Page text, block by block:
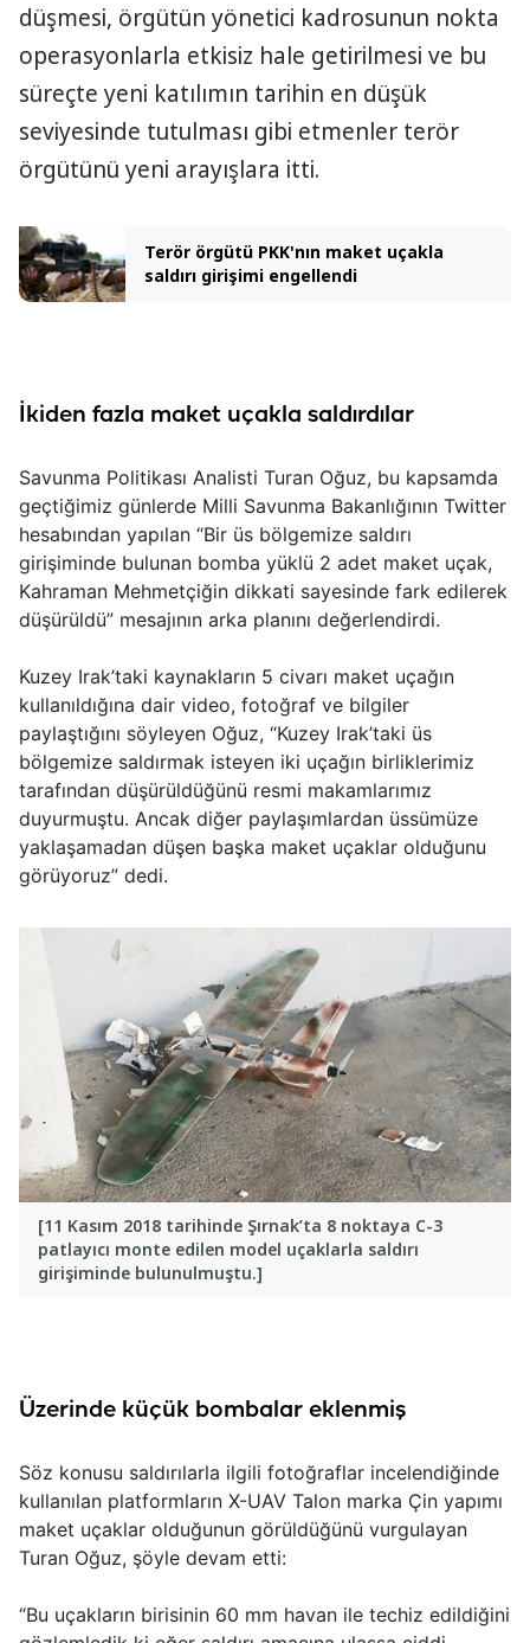
düşmesi, örgütün yönetici kadrosunun nokta
operasyonlarla etkisiz hale getirilmesi ve bu
süreçte yeni katılımın tarihin en düşük
seviyesinde tutulması gibi etmenler terör
örgütünü yeni arayışlara itti.
Terör örgütü PKK'nın maket uçakla
saldırı girişimi engellendi
İkiden fazla maket uçakla saldırdılar
Savunma Politikası Analisti Turan Oğuz, bu kapsamda
geçtiğimiz günlerde Milli Savunma Bakanlığının Twitter
hesabından yapılan “Bir üs bölgemize saldırı
girişiminde bulunan bomba yüklü 2 adet maket uçak,
Kahraman Mehmetçiğin dikkati sayesinde fark edilerek
düşürüldü” mesajının arka planını değerlendirdi.
Kuzey Irak’taki kaynakların 5 civarı maket uçağın
kullanıldığına dair video, fotoğraf ve bilgiler
paylaştığını söyleyen Oğuz, “Kuzey Irak’taki üs
bölgemize saldırmak isteyen iki uçağın birliklerimiz
tarafından düşürüldüğünü resmi makamlarımız
duyurmuştu. Ancak diğer paylaşımlardan üssümüze
yaklaşamadan düşen başka maket uçaklar olduğunu
görüyoruz” dedi.
[11 Kasım 2018 tarihinde Şırnak’ta 8 noktaya C-3
patlayıcı monte edilen model uçaklarla saldırı
girişiminde bulunulmuştu.]
Üzerinde küçük bombalar eklenmiş
Söz konusu saldırılarla ilgili fotoğraflar incelendiğinde
kullanılan platformların X-UAV Talon marka Çin yapımı
maket uçaklar olduğunun görüldüğünü vurgulayan
Turan Oğuz, şöyle devam etti:
“Bu uçakların birisinin 60 mm havan ile techiz edildiğini